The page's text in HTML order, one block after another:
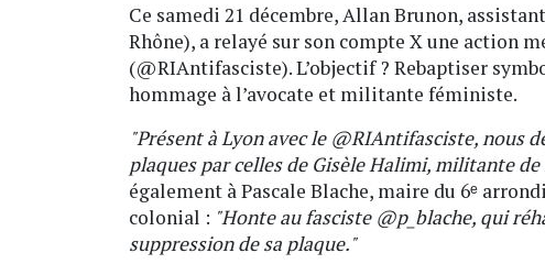
Ce samedi 21 décembre, Allan Brunon,
Rhône), a relayé sur son compte X une action
(@RIAntifasciste). L’objectif ? Rebaptiser
hommage à l’avocate et militante féministe.
"Présent à Lyon avec le @RIAntifasciste, nous
plaques par celles de Gisèle Halimi, militante de
également à Pascale Blache, maire du 6ᵉ
colonial : "Honte au fasciste @p_blache, qui
suppression de sa plaque."